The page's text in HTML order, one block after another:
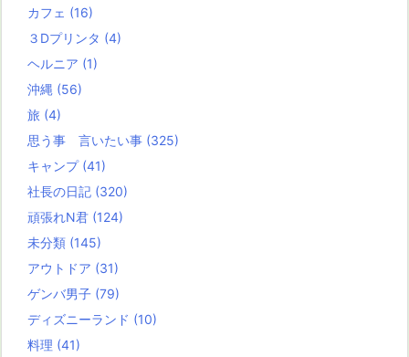
カフェ (16)
３Dプリンタ (4)
ヘルニア (1)
沖縄 (56)
旅 (4)
思う事 言いたい事 (325)
キャンプ (41)
社長の日記 (320)
頑張れN君 (124)
未分類 (145)
アウトドア (31)
ゲンバ男子 (79)
ディズニーランド (10)
料理 (41)